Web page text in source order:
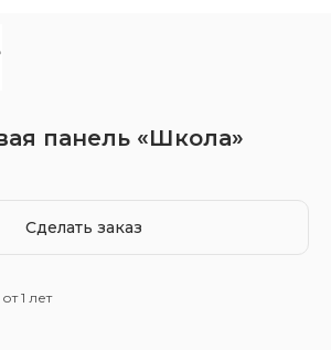
панель «Школа»
Сделать заказ
1 лет